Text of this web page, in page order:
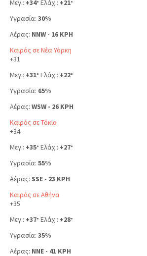
Μεγ.: +34° Ελάχ.: +21°
Υγρασία: 30%
Αέρας: NNW - 16 KPH
Καιρός σε Νέα Υόρκη
+31
Μεγ.: +31° Ελάχ.: +22°
Υγρασία: 65%
Αέρας: WSW - 26 KPH
Καιρός σε Τόκιο
+34
Μεγ.: +35° Ελάχ.: +27°
Υγρασία: 55%
Αέρας: SSE - 23 KPH
Καιρός σε Αθήνα
+35
Μεγ.: +37° Ελάχ.: +28°
Υγρασία: 35%
Αέρας: NNE - 41 KPH